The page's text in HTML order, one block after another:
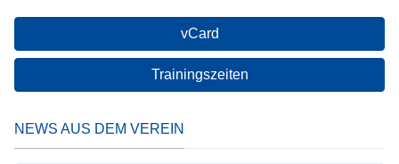
vCard
Trainingszeiten
NEWS AUS DEM VEREIN